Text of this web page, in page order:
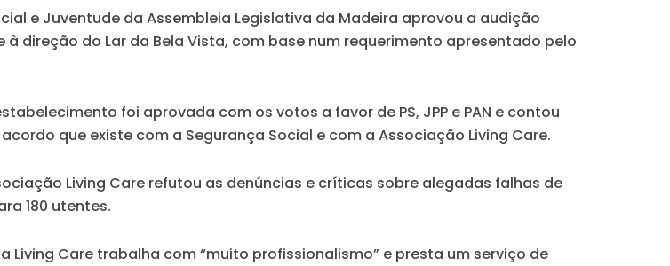
e Juventude da Assembleia Legislativa da Madeira aprovou a audição
direção do Lar da Bela Vista, com base num requerimento apresentado pelo
foi aprovada com os votos a favor de PS, JPP e PAN e contou
que existe com a Segurança Social e com a Associação Living Care.
Living Care refutou as denúncias e críticas sobre alegadas falhas de
180 utentes.
Living Care trabalha com “muito profissionalismo” e presta um serviço de